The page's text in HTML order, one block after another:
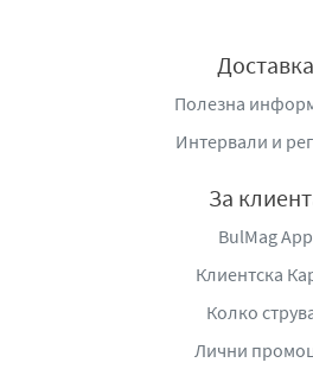
Доставка
Полезна
Интервали и
За
BulMag App
Клиентска
Колко
Лични